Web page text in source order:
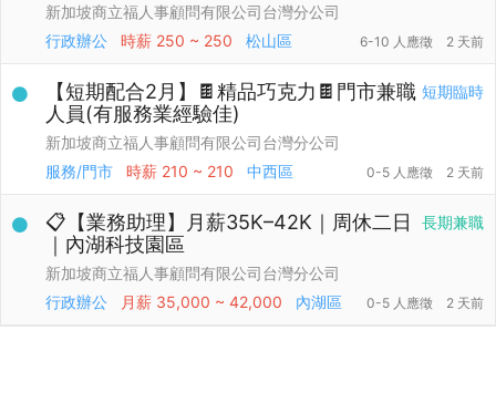
新加坡商立福人事顧問有限公司台灣分公司
行政辦公
時薪 250 ~ 250 松山區 6-10 人應徵 2 天前
短期臨時
【短期配合2月】🍫精品巧克力🍫門市兼職
人員(有服務業經驗佳)
新加坡商立福人事顧問有限公司台灣分公司
服務/門市
時薪 210 ~ 210 中西區 0-5 人應徵 2 天前
長期兼職
📋【業務助理】月薪35K–42K｜周休二日
｜內湖科技園區
新加坡商立福人事顧問有限公司台灣分公司
行政辦公
月薪 35,000 ~ 42,000 內湖區 0-5 人應徵 2 天前